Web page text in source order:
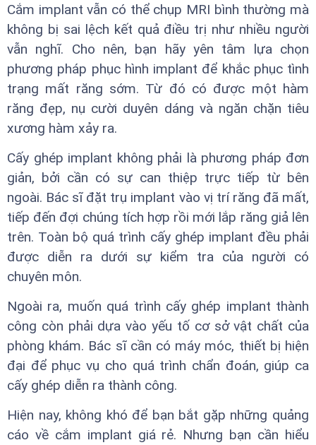
Cắm implant vẫn có thể chụp MRI bình thường mà
không bị sai lệch kết quả điều trị như nhiều người
vẫn nghĩ. Cho nên, bạn hãy yên tâm lựa chọn
phương pháp phục hình implant để khắc phục tình
trạng mất răng sớm. Từ đó có được một hàm
răng đẹp, nụ cười duyên dáng và ngăn chặn tiêu
xương hàm xảy ra.
Cấy ghép implant không phải là phương pháp đơn
giản, bởi cần có sự can thiệp trực tiếp từ bên
ngoài. Bác sĩ đặt trụ implant vào vị trí răng đã mất,
tiếp đến đợi chúng tích hợp rồi mới lắp răng giả lên
trên. Toàn bộ quá trình cấy ghép implant đều phải
được diễn ra dưới sự kiểm tra của người có
chuyên môn.
Ngoài ra, muốn quá trình cấy ghép implant thành
công còn phải dựa vào yếu tố cơ sở vật chất của
phòng khám. Bác sĩ cần có máy móc, thiết bị hiện
đại để phục vụ cho quá trình chẩn đoán, giúp ca
cấy ghép diễn ra thành công.
Hiện nay, không khó để bạn bắt gặp những quảng
cáo về cắm implant giá rẻ. Nhưng bạn cần hiểu